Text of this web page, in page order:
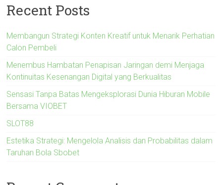
Recent Posts
Membangun Strategi Konten Kreatif untuk Menarik Perhatian
Calon Pembeli
Menembus Hambatan Penapisan Jaringan demi Menjaga
Kontinuitas Kesenangan Digital yang Berkualitas
Sensasi Tanpa Batas Mengeksplorasi Dunia Hiburan Mobile
Bersama VIOBET
SLOT88
Estetika Strategi: Mengelola Analisis dan Probabilitas dalam
Taruhan Bola Sbobet